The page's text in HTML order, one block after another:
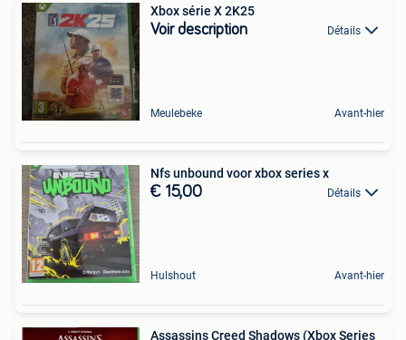
Xbox série X 2K25
Voir description Détails
Meulebeke Avant-hier
Nfs unbound voor xbox series x
€ 15,00 Détails
Hulshout Avant-hier
Assassins Creed Shadows (Xbox Series